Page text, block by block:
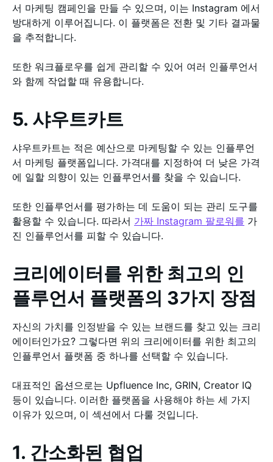
서 마케팅 캠페인을 만들 수 있으며, 이는 Instagram 에서
방대하게 이루어집니다. 이 플랫폼은 전환 및 기타 결과물
을 추적합니다.
또한 워크플로우를 쉽게 관리할 수 있어 여러 인플루언서
와 함께 작업할 때 유용합니다.
5. 샤우트카트
샤우트카트는 적은 예산으로 마케팅할 수 있는 인플루언
서 마케팅 플랫폼입니다. 가격대를 지정하여 더 낮은 가격
에 일할 의향이 있는 인플루언서를 찾을 수 있습니다.
또한 인플루언서를 평가하는 데 도움이 되는 관리 도구를
활용할 수 있습니다. 따라서 가짜 Instagram 팔로워를 가
진 인플루언서를 피할 수 있습니다.
크리에이터를 위한 최고의 인
플루언서 플랫폼의 3가지 장점
자신의 가치를 인정받을 수 있는 브랜드를 찾고 있는 크리
에이터인가요? 그렇다면 위의 크리에이터를 위한 최고의
인플루언서 플랫폼 중 하나를 선택할 수 있습니다.
대표적인 옵션으로는 Upfluence Inc, GRIN, Creator IQ
등이 있습니다. 이러한 플랫폼을 사용해야 하는 세 가지
이유가 있으며, 이 섹션에서 다룰 것입니다.
1. 간소화된 협업